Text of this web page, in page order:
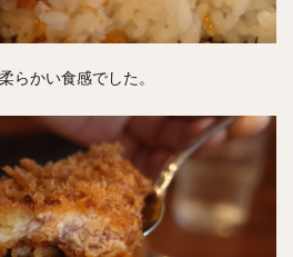
らかい食感でした。